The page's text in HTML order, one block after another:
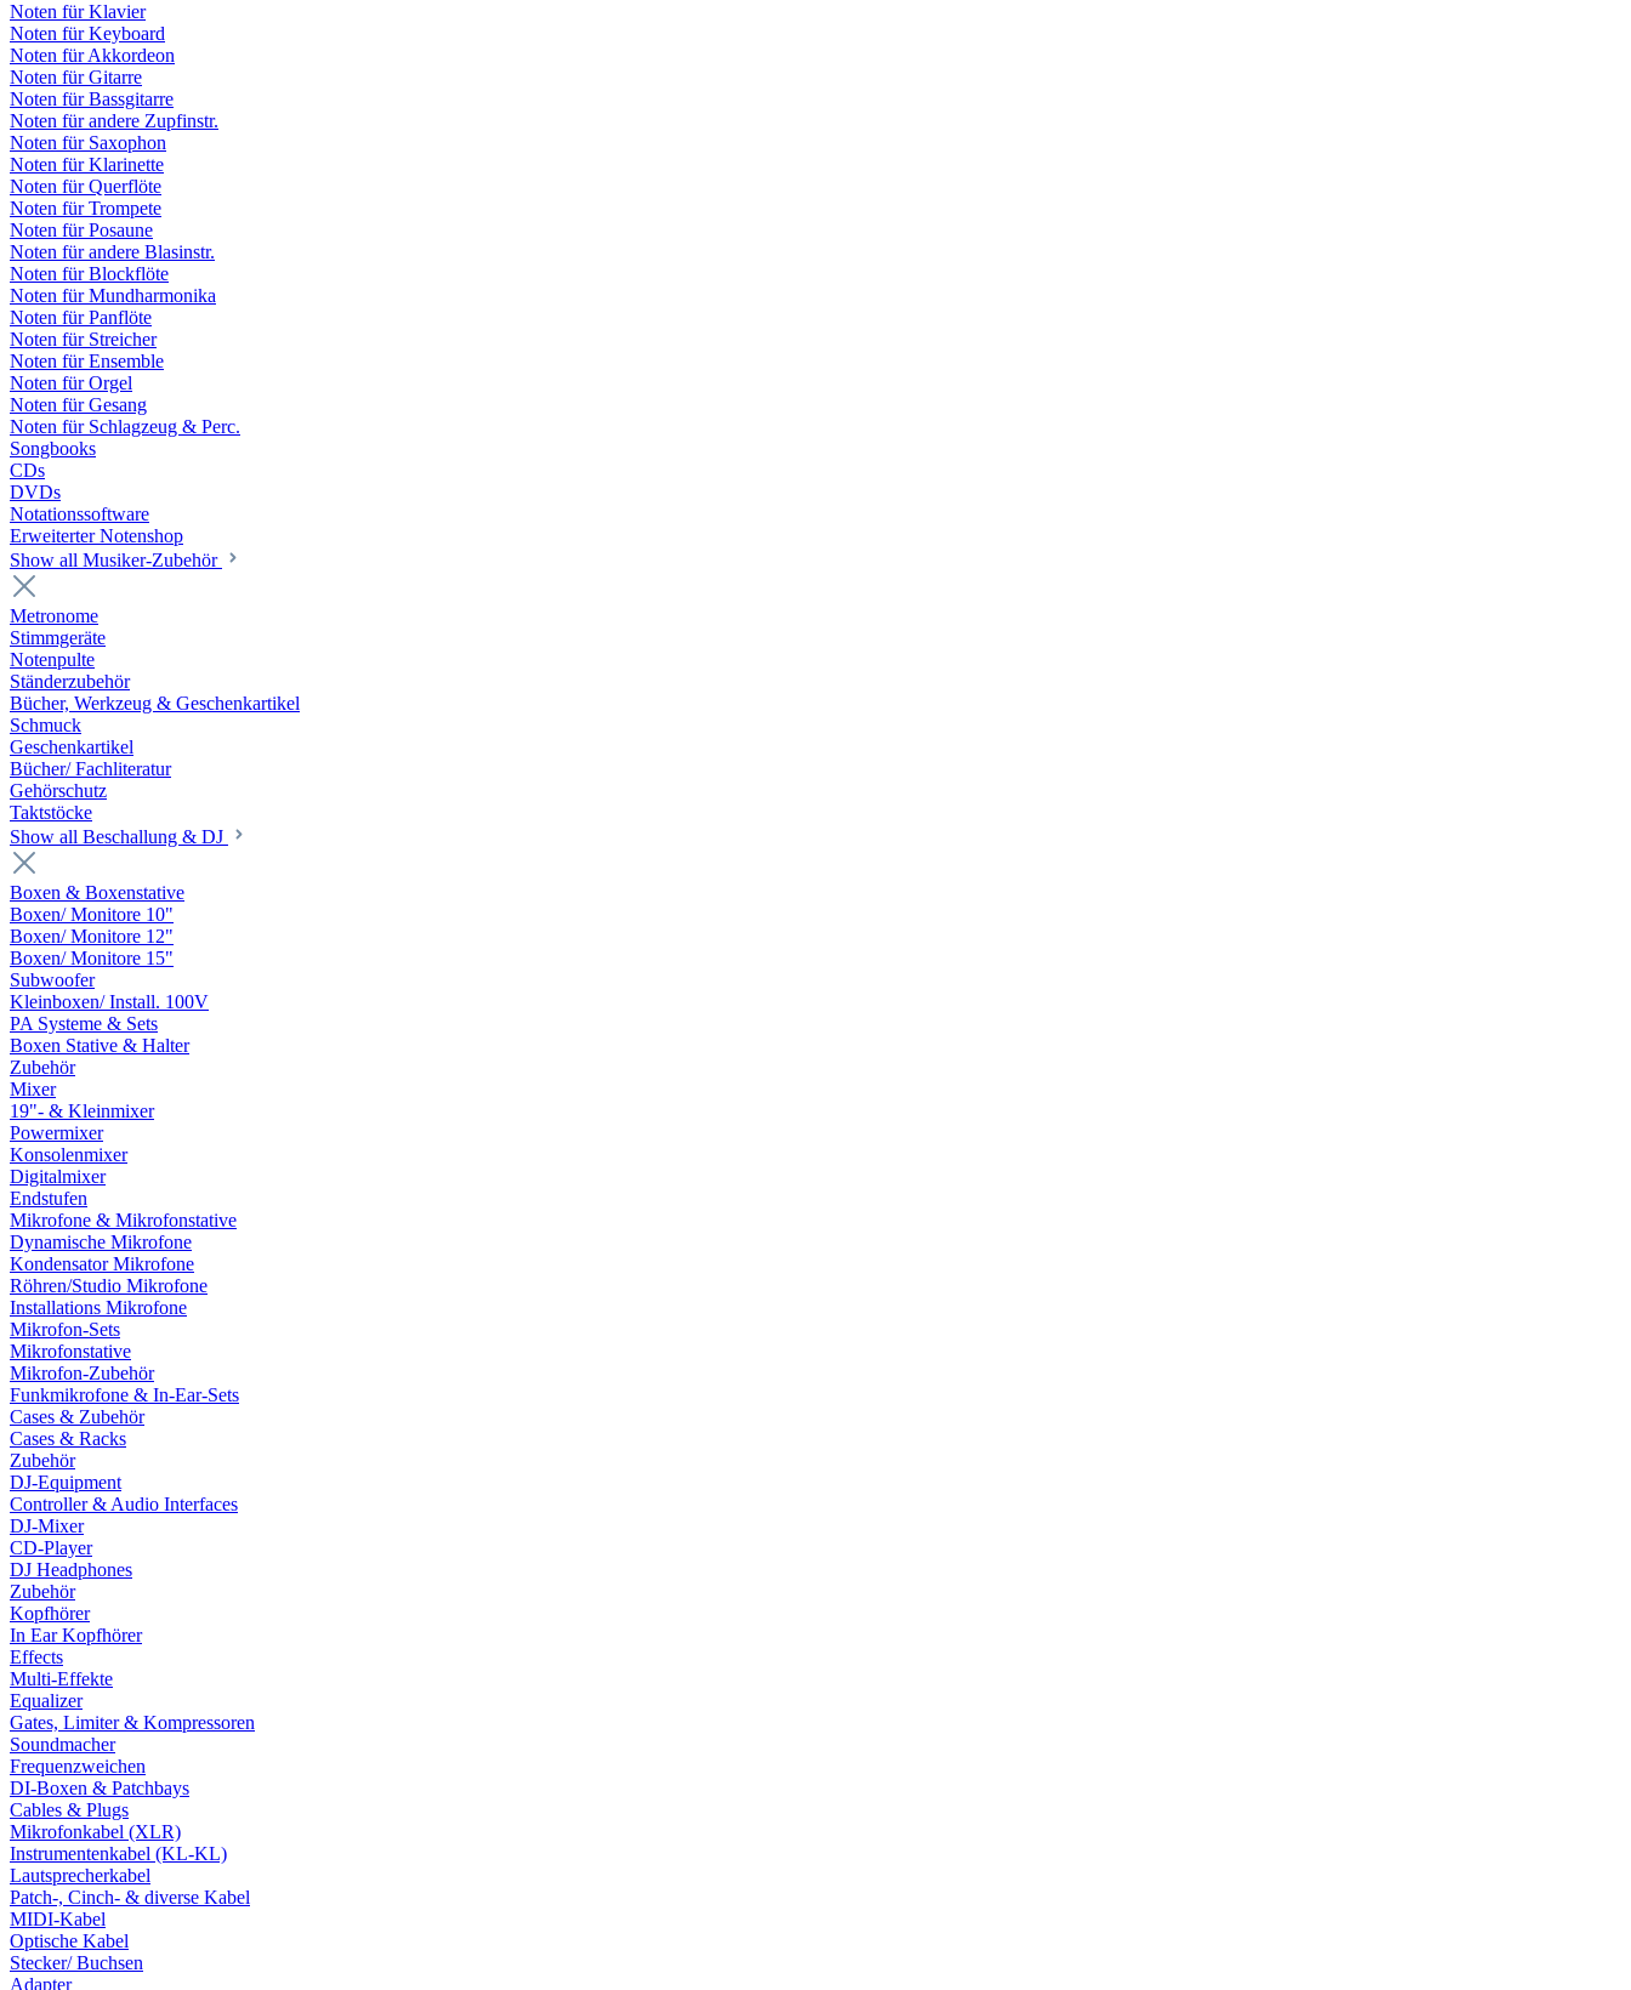
Noten für Klavier
Noten für Keyboard
Noten für Akkordeon
Noten für Gitarre
Noten für Bassgitarre
Noten für andere Zupfinstr.
Noten für Saxophon
Noten für Klarinette
Noten für Querflöte
Noten für Trompete
Noten für Posaune
Noten für andere Blasinstr.
Noten für Blockflöte
Noten für Mundharmonika
Noten für Panflöte
Noten für Streicher
Noten für Ensemble
Noten für Orgel
Noten für Gesang
Noten für Schlagzeug & Perc.
Songbooks
CDs
DVDs
Notationssoftware
Erweiterter Notenshop
Show all Musiker-Zubehör
Metronome
Stimmgeräte
Notenpulte
Ständerzubehör
Bücher, Werkzeug & Geschenkartikel
Schmuck
Geschenkartikel
Bücher/ Fachliteratur
Gehörschutz
Taktstöcke
Show all Beschallung & DJ
Boxen & Boxenstative
Boxen/ Monitore 10"
Boxen/ Monitore 12"
Boxen/ Monitore 15"
Subwoofer
Kleinboxen/ Install. 100V
PA Systeme & Sets
Boxen Stative & Halter
Zubehör
Mixer
19"- & Kleinmixer
Powermixer
Konsolenmixer
Digitalmixer
Endstufen
Mikrofone & Mikrofonstative
Dynamische Mikrofone
Kondensator Mikrofone
Röhren/Studio Mikrofone
Installations Mikrofone
Mikrofon-Sets
Mikrofonstative
Mikrofon-Zubehör
Funkmikrofone & In-Ear-Sets
Cases & Zubehör
Cases & Racks
Zubehör
DJ-Equipment
Controller & Audio Interfaces
DJ-Mixer
CD-Player
DJ Headphones
Zubehör
Kopfhörer
In Ear Kopfhörer
Effects
Multi-Effekte
Equalizer
Gates, Limiter & Kompressoren
Soundmacher
Frequenzweichen
DI-Boxen & Patchbays
Cables & Plugs
Mikrofonkabel (XLR)
Instrumentenkabel (KL-KL)
Lautsprecherkabel
Patch-, Cinch- & diverse Kabel
MIDI-Kabel
Optische Kabel
Stecker/ Buchsen
Adapter